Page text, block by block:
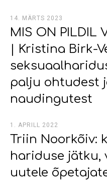
14. MÄRTS 2023
MIS ON PILDIL
| Kristina Birk-
palju ohtudest
naudingutest
1. APRILL 2022
Triin Noorkõiv:
hariduse jätku,
uutele